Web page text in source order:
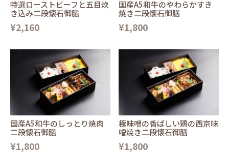
特選ローストビーフと五目炊
き込み二段懐石御膳
¥2,160
国産A5和牛のやわらかすき
焼き二段懐石御膳
¥1,800
国産A5和牛のしっとり焼肉
二段懐石御膳
¥1,800
極味噌の香ばしい鶏の西京味
噌焼き二段懐石御膳
¥1,800